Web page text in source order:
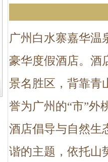
广州白水寨嘉华温
豪华度假酒店。
景名胜区，背靠青
誉为广州的“市”外
酒店倡导与自然生
谐的主题，依托山